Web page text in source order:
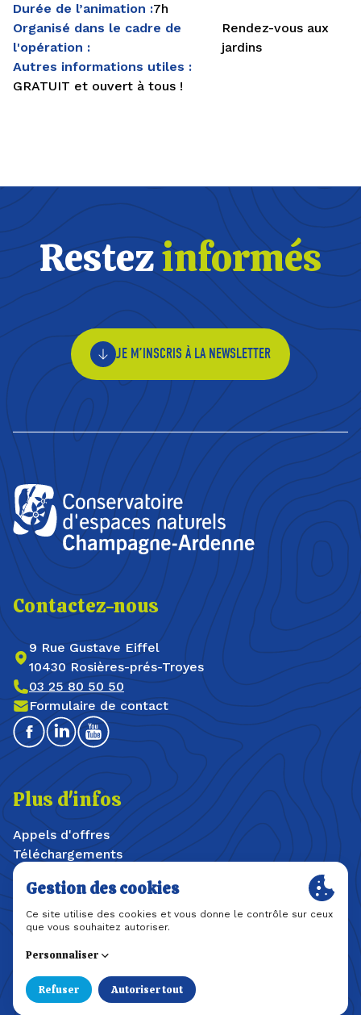
Durée de l’animation :7h
Organisé dans le cadre de
l'opération :
Rendez-vous aux
jardins
Autres informations utiles :
GRATUIT et ouvert à tous !
Restezinformés
JE M’INSCRIS À LA NEWSLETTER
Contactez-nous
9 Rue Gustave Eiffel
10430 Rosières-prés-Troyes
03 25 80 50 50
Formulaire de contact
FacebookLinkedinYoutube
Plus d'infos
Appels d'offres
Téléchargements
Offres d'emploi / stages
Plan du site
Mentions légales
Politique de confidentialité
Une création